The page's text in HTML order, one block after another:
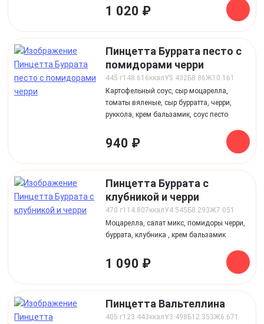
1 020 ₽
Пинцетта Буррата песто с
помидорами черри
445 г ккал
148.616 У5.432 Б8.86Ж10.161
Картофельный соус, сыр моцарелла,
томаты вяленые, сыр бурратта, черри,
руккола, крем бальзамик, соус песто
940 ₽
Пинцетта Буррата с
клубникой и черри
470 г ккал
114.807 У4.545 Б8.293Ж7.051
Моцарелла, салат микс, помидоры черри,
буррата, клубника , крем бальзамик
1 090 ₽
Пинцетта Вальтеллина
405 г ккал
123.443 У3.498 Б12.353Ж6.671